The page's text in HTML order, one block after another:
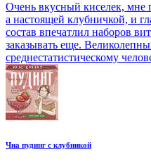
Очень вкусный киселек, мне
а настоящей клубничкой, и
состав впечатлил наборов
заказывать еще.
среднестатистическому
Чиа пудинг с клубникой